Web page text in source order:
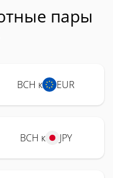
пары
BCH к EUR
BCH к JPY